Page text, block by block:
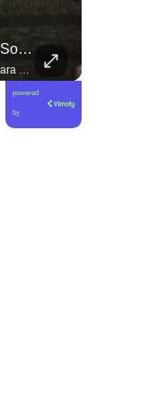
🚨 ¿Coordinaciones En La Sombra Para Blindar Una Candidatura Presidencial?
🚨 ¿Coordinaciones en la sombra para blindar una candidatura presidencial? Nuevos chats salpican a Andrés Chadwick. 🇨🇱⚖️ Mensajes incautados por la Fiscalía revelan que el exministro operó junto a Luis Hermosilla para preparar a testigos clave en la causa por coimas de LAN en 2009. Las conversaciones desmienten la versión de Chadwick sobre haberse enterado del caso por la prensa, exponiendo una estrategia judicial y comunicacional para evitar que el escándalo de información privilegiada y pagos indebidos afectara la carrera de Sebastián Piñera a La Moneda. 📲💣 🎥 Revisa el desglose completo de los chats y los detalles del reportaje en elciudadano.com 🔗 (Link en la biografía). ¿Qué impacto crees que tienen estas revelaciones en la trastienda del poder político? Te leemos en los comentarios. 💬👇🏼
powered
by